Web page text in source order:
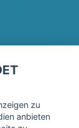
regelmäßig
zu
anbieten